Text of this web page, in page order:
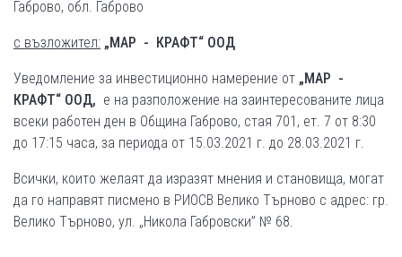
Габрово, обл. Габрово
с възложител: „МАР - КРАФТ“ ООД
Уведомление за инвестиционно намерение от „МАР -
КРАФТ“ ООД, е на разположение на заинтересованите лица
всеки работен ден в Община Габрово, стая 701, ет. 7 от 8:30
до 17:15 часа, за периода от 15.03.2021 г. до 28.03.2021 г.
Всички, които желаят да изразят мнения и становища, могат
да го направят писмено в РИОСВ Велико Търново с адрес: гр.
Велико Търново, ул. „Никола Габровски” № 68.